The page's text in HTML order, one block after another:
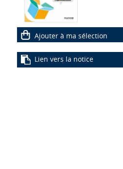
Ajouter à ma sélection
Lien vers la notice